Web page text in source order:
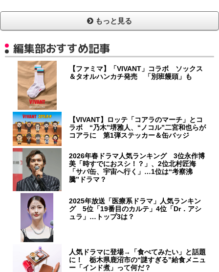
もっと見る
編集部おすすめ記事
【ファミマ】「VIVANT」コラボ ソックス
＆タオルハンカチ発売 「別班饅頭」も
【VIVANT】ロッテ「コアラのマーチ」とコ
ラボ “乃木”堺雅人、“ノコル”二宮和也らが
コアラに 第1弾ステッカー＆缶バッジ
2026年春ドラマ人気ランキング 3位永作博
美「時すでにおスシ！？」、2位北村匠海
「サバ缶、宇宙へ行く」…1位は“考察沸
騰”ドラマ？
2025年放送「医療系ドラマ」人気ランキン
グ 5位「19番目のカルテ」4位「Dr．アシ
ュラ」…トップ3は？
人気ドラマに登場→「食べてみたい」と話題
に！ 栃木県鹿沼市の“謎すぎる”給食メニュ
ー「インド煮」って何だ？